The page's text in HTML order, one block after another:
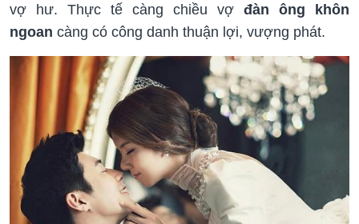
vợ hư. Thực tế càng chiều vợ đàn ông khôn
ngoan càng có công danh thuận lợi, vượng phát.